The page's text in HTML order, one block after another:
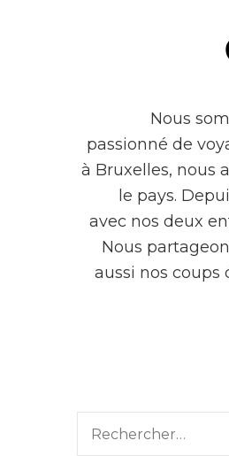
Nous
passionné de
à Bruxelles, nous
le pays.
avec nos deux
Nous
aussi nos coups
Rechercher :